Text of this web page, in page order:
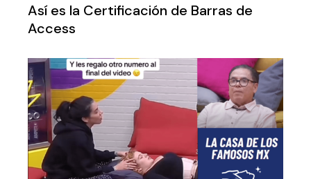
Así es la Certificación de Barras de
Access